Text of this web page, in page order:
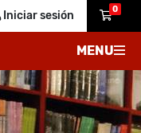
Iniciar sesión 0
MENU